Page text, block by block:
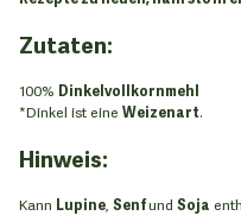
Zutaten:
100% Dinkelvollkornmehl
*Dinkel ist eine Weizenart.
Hinweis:
Kann Lupine Senfund Soja